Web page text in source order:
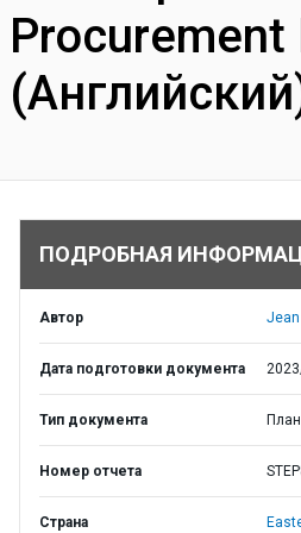
Procurement
ПОДРОБНАЯ
Автор
Дата подготовки документа
Тип документа
Номер отчета
Страна